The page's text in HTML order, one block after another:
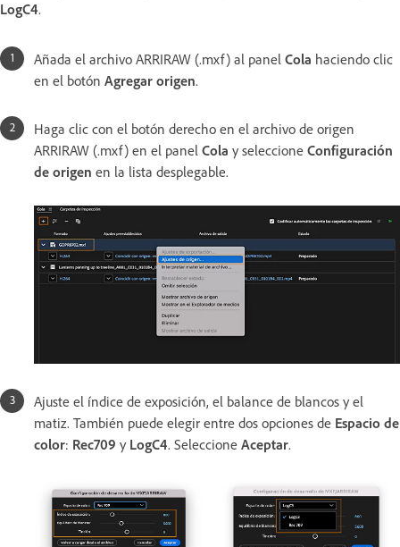
LogC4.
Añada el archivo ARRIRAW (.mxf) al panel Cola haciendo clic
en el botón Agregar origen.
Haga clic con el botón derecho en el archivo de origen
ARRIRAW (.mxf) en el panel Cola y seleccione Configuración
de origen en la lista desplegable.
Ajuste el índice de exposición, el balance de blancos y el
matiz. También puede elegir entre dos opciones de Espacio de
color: Rec709 y LogC4. Seleccione Aceptar.